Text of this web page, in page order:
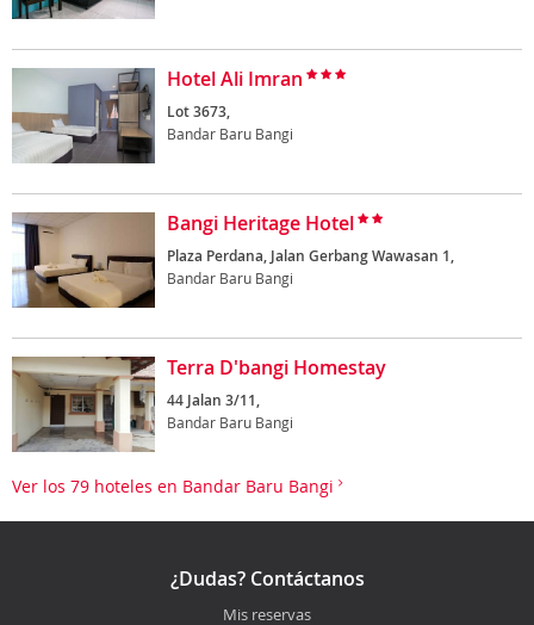
Hotel Ali Imran
Lot 3673,
Bandar Baru Bangi
Bangi Heritage Hotel
Plaza Perdana, Jalan Gerbang Wawasan 1,
Bandar Baru Bangi
Terra D'bangi Homestay
44 Jalan 3/11,
Bandar Baru Bangi
Ver los 79 hoteles en Bandar Baru Bangi
¿Dudas? Contáctanos
Mis reservas